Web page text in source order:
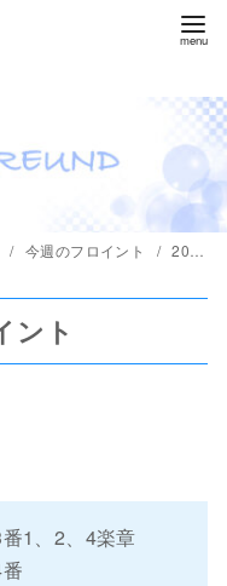
今週のフロイント 2009年2月21日のフロイント
ント
、2、4楽章